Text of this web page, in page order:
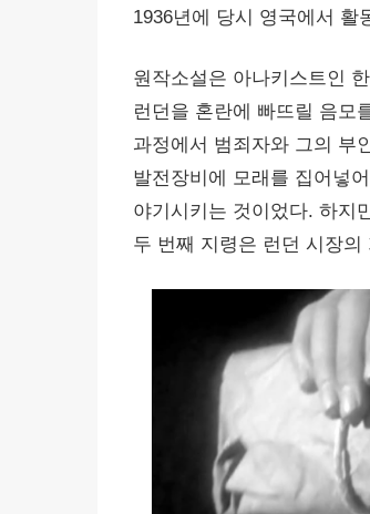
1936년에 당시 영국에서 활
원작소설은 아나키스트인
런던을 혼란에 빠뜨릴 음모
과정에서 범죄자와 그의 부
발전장비에 모래를 집어넣
야기시키는 것이었다. 하지
두 번째 지령은 런던 시장